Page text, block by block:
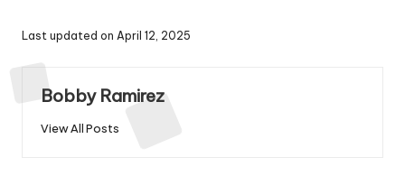
Last updated on April 12, 2025
Bobby Ramirez
View All Posts